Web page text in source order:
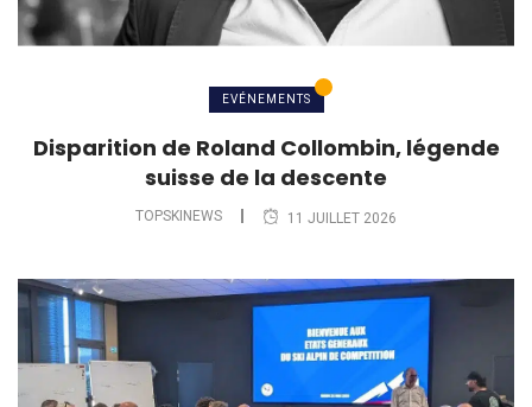
EVÉNEMENTS
Disparition de Roland Collombin, légende
suisse de la descente
TOPSKINEWS 11 JUILLET 2026